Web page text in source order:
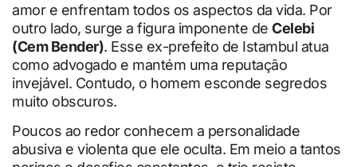
amor e enfrentam todos os aspectos da vida. Por
outro lado, surge a figura imponente de Celebi
(Cem Bender). Esse ex-prefeito de Istambul atua
como advogado e mantém uma reputação
invejável. Contudo, o homem esconde segredos
muito obscuros.
Poucos ao redor conhecem a personalidade
abusiva e violenta que ele oculta. Em meio a tantos